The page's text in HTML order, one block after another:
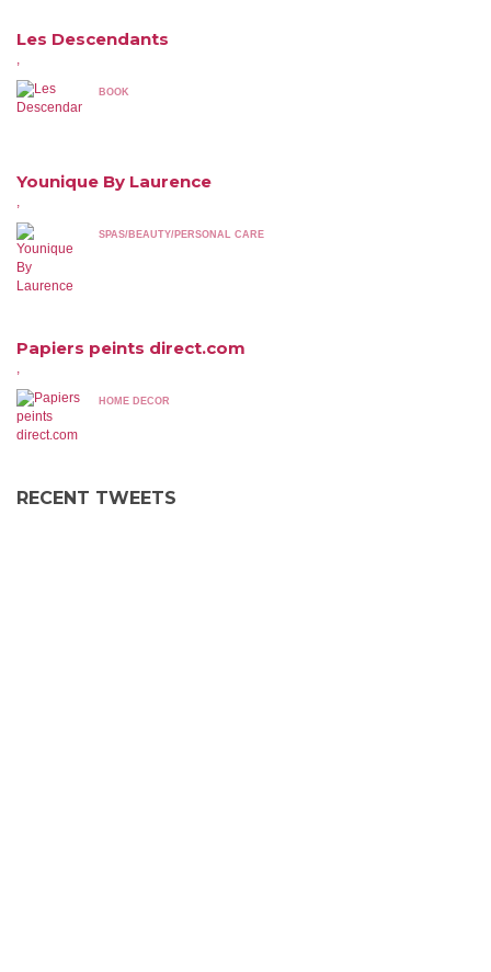
Les Descendants
,
BOOK
Younique By Laurence
,
SPAS/BEAUTY/PERSONAL CARE
Papiers peints direct.com
,
HOME DECOR
RECENT TWEETS